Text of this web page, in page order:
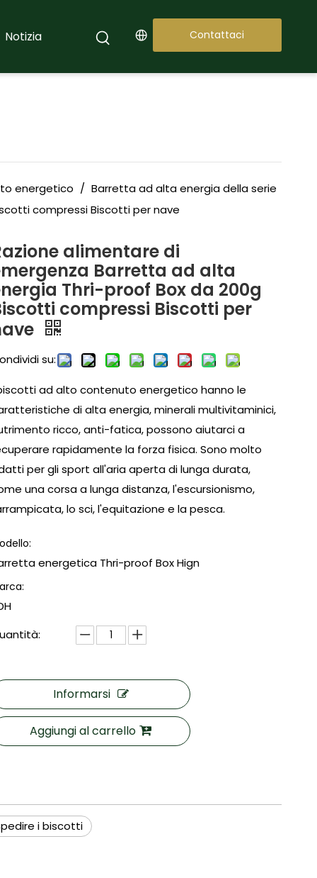
Notizia Contattaci
energetico / Barretta ad alta energia della serie
compressi Biscotti per nave
alimentare di
Barretta ad alta
Thri-proof Box da 200g
compressi Biscotti per
su:
ad alto contenuto energetico hanno le
di alta energia, minerali multivitaminici,
ricco, anti-fatica, possono aiutarci a
rapidamente la forza fisica. Sono molto
per gli sport all'aria aperta di lunga durata,
una corsa a lunga distanza, l'escursionismo,
lo sci, l'equitazione e la pesca.
energetica Thri-proof Box Hign
Informarsi
Aggiungi al carrello
i biscotti